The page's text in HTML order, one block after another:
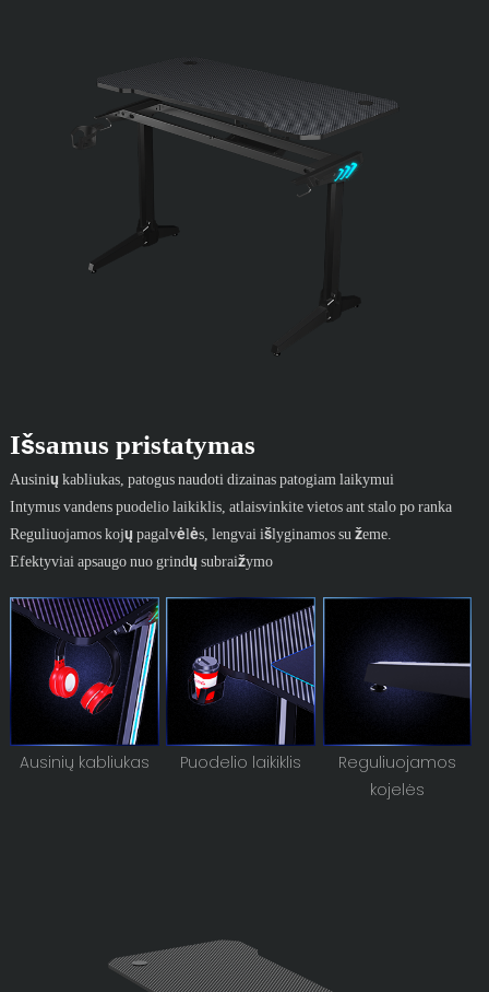
Išsamus pristatymas
Ausinių kabliukas, patogus naudoti dizainas patogiam laikymui
Intymus vandens puodelio laikiklis, atlaisvinkite vietos ant stalo po ranka
Reguliuojamos kojų pagalvėlės, lengvai išlyginamos su žeme.
Efektyviai apsaugo nuo grindų subraižymo
Ausinių kabliukas Puodelio laikiklis
Reguliuojamos
kojelės